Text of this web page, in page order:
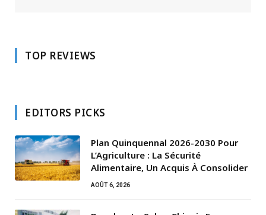
TOP REVIEWS
EDITORS PICKS
Plan Quinquennal 2026-2030 Pour
L’Agriculture : La Sécurité
Alimentaire, Un Acquis À Consolider
AOÛT 6, 2026